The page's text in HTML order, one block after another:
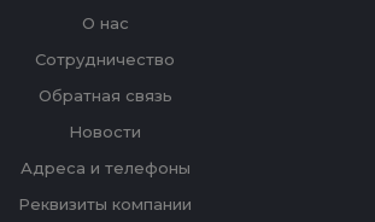
О нас
Сотрудничество
Обратная связь
Новости
Адреса и телефоны
Реквизиты компании